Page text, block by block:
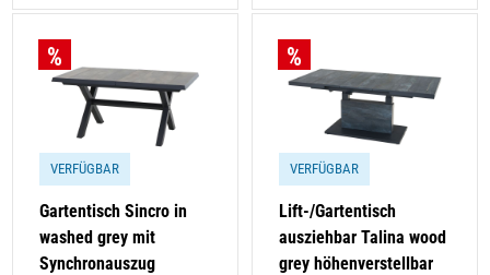
VERFÜGBAR
Gartentisch Sincro in
washed grey mit
Synchronauszug
VERFÜGBAR
Lift-/Gartentisch
ausziehbar Talina wood
grey höhenverstellbar